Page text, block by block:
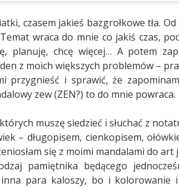
czasem jakieś bazgrołkowe tła.
wraca do mnie co jakiś czas,
planuję, chcę więcej… A potem
z moich większych problemów –
przygnieść i sprawić, że
zew (ZEN?) to do mnie powraca.
muszę siedzieć i słuchać z
– długopisem, cienkopisem,
się z moimi mandalami do art
pamiętnika będącego
para kaloszy, bo i kolorowanie